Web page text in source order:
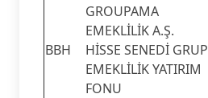
BBH
GROUPAMA
EMEKLİLİK A.Ş.
HİSSE SENEDİ GRUP
EMEKLİLİK YATIRIM
FONU